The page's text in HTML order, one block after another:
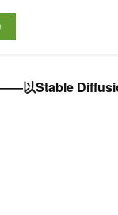
——以Stable